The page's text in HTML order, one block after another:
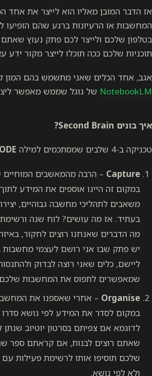
אז הדבר המובן מאליו הוא לייצר את אחד
המחשבות או הרעיונות ברגע שהם
בטלפון שלכם ולייצר לכם פתק נעוץ
תוכניות שלכם ככה תוכלו לייצר מקור
אגב, אחד הכלים שאני מתשמש בהם המון
NotebookLM של גוגל שממש מאפשר
איך בונים Second Brain?
טכניקה ב-4 שלבים שמסתכמים למילה
Capture – הרבה מהמאשבים המוחיים
במקום זה היינו אוספים את המידע
משאבים לתהליכי מחשבה גבוהיים,
בעתיד. אז מה עושים? לוח שנה
מה הדברים שאנחנו רוצים לחקור,
יש פתק שבו אני רושם לעצמי מחשבות
ליישם, כלים שאני רוצה לבדוק
שמאפשרים לתפוס את המחשבות
Organise – אחרי שאספנו את
במקום לסדר את המידע לפי נושא
לדוגמא אם צפיתם בסרטון יוטיוב שנתן
שאתם רוצים לבנות, אם קראתם ספר
שלכם תוסיפו אותו לרשימת פעילות עם
ולא לפי נושא.